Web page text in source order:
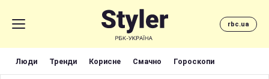
rbc.ua
Люди Тренди Корисне Смачно Гороскопи